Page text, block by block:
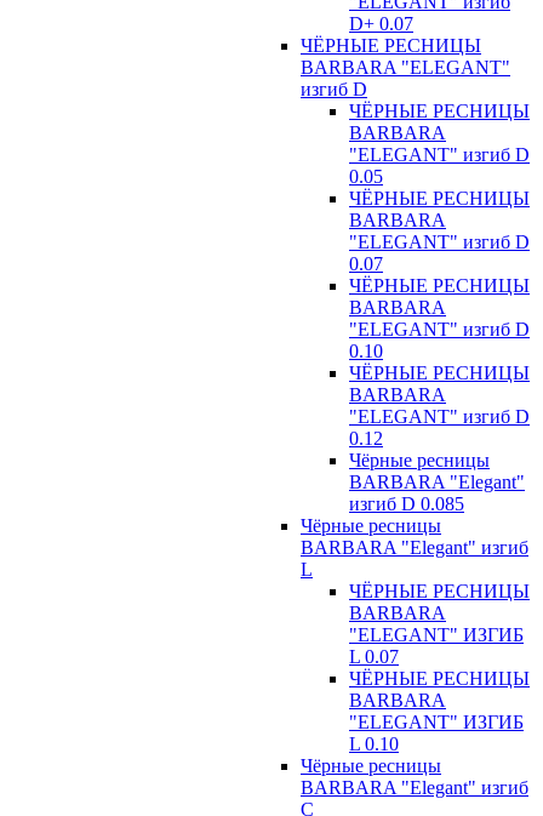
D+ 0.07
ЧЁРНЫЕ РЕСНИЦЫ
BARBARA "ELEGANT"
изгиб D
ЧЁРНЫЕ РЕСНИЦЫ
BARBARA
"ELEGANT" изгиб D
0.05
ЧЁРНЫЕ РЕСНИЦЫ
BARBARA
"ELEGANT" изгиб D
0.07
ЧЁРНЫЕ РЕСНИЦЫ
BARBARA
"ELEGANT" изгиб D
0.10
ЧЁРНЫЕ РЕСНИЦЫ
BARBARA
"ELEGANT" изгиб D
0.12
Чёрные ресницы
BARBARA "Elegant"
изгиб D 0.085
Чёрные ресницы
BARBARA "Elegant" изгиб
L
ЧЁРНЫЕ РЕСНИЦЫ
BARBARA
"ELEGANT" ИЗГИБ
L 0.07
ЧЁРНЫЕ РЕСНИЦЫ
BARBARA
"ELEGANT" ИЗГИБ
L 0.10
Чёрные ресницы
BARBARA "Elegant" изгиб
С